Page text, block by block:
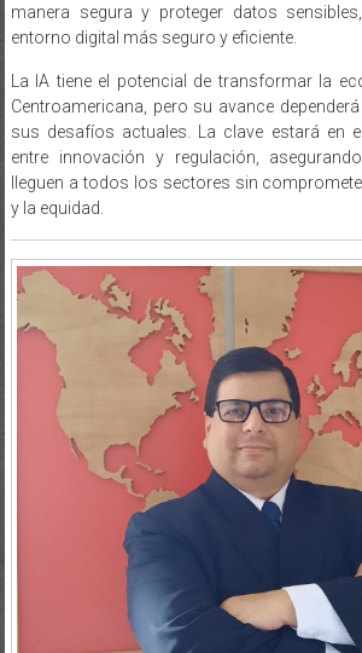
manera segura y proteger datos
entorno digital más seguro y eficiente.
La IA tiene el potencial de transformar la
Centroamericana, pero su avance
sus desafíos actuales. La clave estará en
entre innovación y regulación,
lleguen a todos los sectores sin
y la equidad.